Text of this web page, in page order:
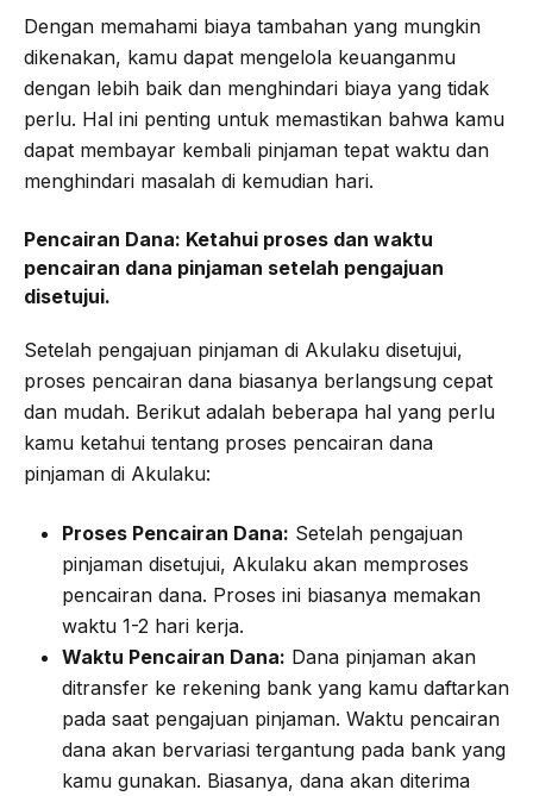
Dengan memahami biaya tambahan yang mungkin
dikenakan, kamu dapat mengelola keuanganmu
dengan lebih baik dan menghindari biaya yang tidak
perlu. Hal ini penting untuk memastikan bahwa kamu
dapat membayar kembali pinjaman tepat waktu dan
menghindari masalah di kemudian hari.
Pencairan Dana: Ketahui proses dan waktu
pencairan dana pinjaman setelah pengajuan
disetujui.
Setelah pengajuan pinjaman di Akulaku disetujui,
proses pencairan dana biasanya berlangsung cepat
dan mudah. Berikut adalah beberapa hal yang perlu
kamu ketahui tentang proses pencairan dana
pinjaman di Akulaku:
Proses Pencairan Dana: Setelah pengajuan
pinjaman disetujui, Akulaku akan memproses
pencairan dana. Proses ini biasanya memakan
waktu 1-2 hari kerja.
Waktu Pencairan Dana: Dana pinjaman akan
ditransfer ke rekening bank yang kamu daftarkan
pada saat pengajuan pinjaman. Waktu pencairan
dana akan bervariasi tergantung pada bank yang
kamu gunakan. Biasanya, dana akan diterima